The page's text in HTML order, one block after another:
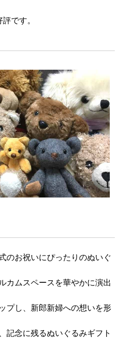
です。
のお祝いにぴったりのぬいぐ
カムスペースを華やかに演出
プし、新郎新婦への想いを形
記念に残るぬいぐるみギフト